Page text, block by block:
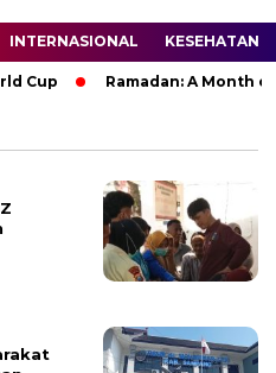
INTERNASIONAL KESEHATAN
Cup Ramadan: A Month